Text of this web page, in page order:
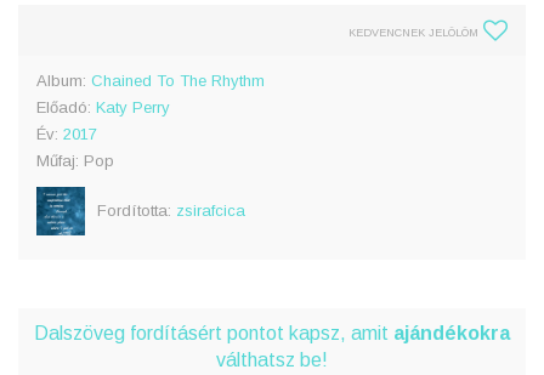
KEDVENCNEK JELÖLÖM
Album: Chained To The Rhythm
Előadó: Katy Perry
Év: 2017
Műfaj: Pop
Fordította: zsirafcica
Dalszöveg fordításért pontot kapsz, amit ajándékokra
válthatsz be!